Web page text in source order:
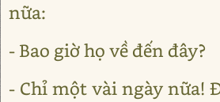
nữa:
- Bao giờ họ về đến đây?
- Chỉ một vài ngày nữa!